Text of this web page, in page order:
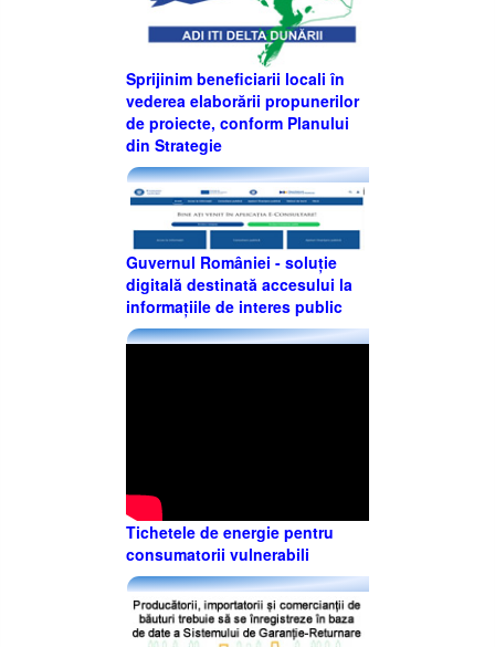
Sprijinim beneficiarii locali în
vederea elaborării propunerilor
de proiecte, conform Planului
din Strategie
Guvernul României - soluție
digitală destinată accesului la
informațiile de interes public
Tichetele de energie pentru
consumatorii vulnerabili